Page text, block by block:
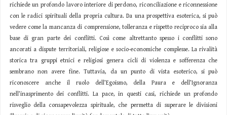
richiede un profondo lavoro interiore di perdono, riconciliazione e riconnessione
con le radici spirituali della propria cultura. Da una prospettiva esoterica, si può
vedere come la mancanza di comprensione, tolleranza e rispetto reciproco sia alla
base di gran parte dei conflitti. Così come altrettanto spesso i conflitti sono
ancorati a dispute territoriali, religiose e socio-economiche complesse. La rivalità
storica tra gruppi etnici e religiosi genera cicli di violenza e sofferenza che
sembrano non avere fine. Tuttavia, da un punto di vista esoterico, si può
riconoscere anche il ruolo dell’Egoismo, della Paura e dell’Ignoranza
nell’inasprimento dei conflitti. La pace, in questi casi, richiede un profondo
risveglio della consapevolezza spirituale, che permetta di superare le divisioni